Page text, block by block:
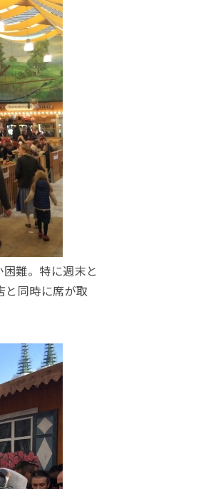
難。特に週末と
同時に席が取